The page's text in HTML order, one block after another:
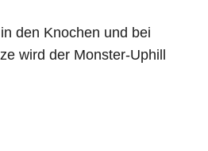
den Knochen und bei
wird der Monster-Uphill